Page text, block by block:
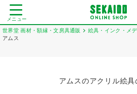
メニュー
世界堂 画材・額縁・文房具通販 絵具・インク・メ
アムス
アムスのアクリル絵具